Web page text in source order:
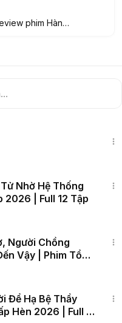
phim Hàn
Nhờ Hệ Thống
2026 | Full 12 Tập
Người Chồng
Vậy | Phim Tổng
Để Hạ Bệ Thầy
Hèn 2026 | Full 6